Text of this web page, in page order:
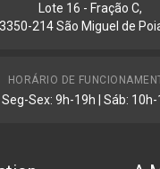
Lote 16 - Fração C,
3350-214 São Miguel de
HORÁRIO DE
Seg-Sex: 9h-19h | Sáb: 10h-